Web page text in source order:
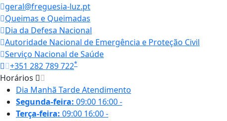
geral@freguesia-luz.pt
Queimas e Queimadas
Dia da Defesa Nacional
Autoridade Nacional de Emergência e Proteção Civil
Serviço Nacional de Saúde
+351 282 789 722*
Horários
Dia Manhã TardeAtendimento
Segunda-feira: 09:00 16:00-
Terça-feira: 09:00 16:00-